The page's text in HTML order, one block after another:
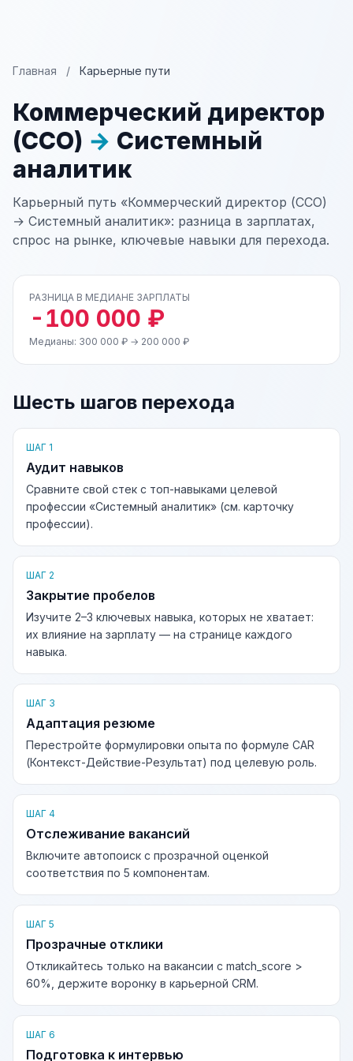
Главная / Карьерные пути
Коммерческий директор
(CCO) → Системный
аналитик
Карьерный путь «Коммерческий директор (CCO)
→ Системный аналитик»: разница в зарплатах,
спрос на рынке, ключевые навыки для перехода.
РАЗНИЦА В МЕДИАНЕ ЗАРПЛАТЫ
-100 000 ₽
Медианы: 300 000 ₽ → 200 000 ₽
Шесть шагов перехода
ШАГ 1
Аудит навыков
Сравните свой стек с топ-навыками целевой
профессии «Системный аналитик» (см. карточку
профессии).
ШАГ 2
Закрытие пробелов
Изучите 2–3 ключевых навыка, которых не хватает:
их влияние на зарплату — на странице каждого
навыка.
ШАГ 3
Адаптация резюме
Перестройте формулировки опыта по формуле CAR
(Контекст-Действие-Результат) под целевую роль.
ШАГ 4
Отслеживание вакансий
Включите автопоиск с прозрачной оценкой
соответствия по 5 компонентам.
ШАГ 5
Прозрачные отклики
Откликайтесь только на вакансии с match_score >
60%, держите воронку в карьерной CRM.
ШАГ 6
Подготовка к интервью